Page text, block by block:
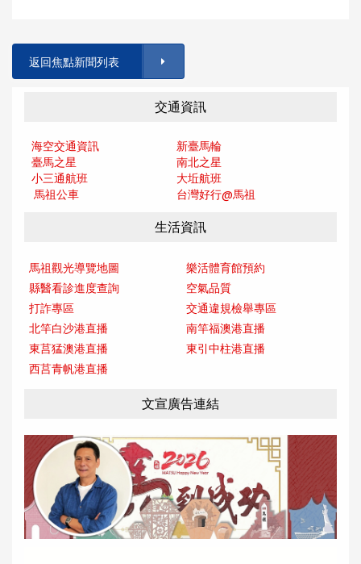
返回焦點新聞列表
交通資訊
海空交通資訊
新臺馬輪
臺馬之星
南北之星
小三通航班
大坵航班
馬祖公車
台灣好行@馬祖
生活資訊
馬祖觀光導覽地圖
樂活體育館預約
縣醫看診進度查詢
空氣品質
打詐專區
交通違規檢舉專區
北竿白沙港直播
南竿福澳港直播
東莒猛澳港直播
東引中柱港直播
西莒青帆港直播
文宣廣告連結